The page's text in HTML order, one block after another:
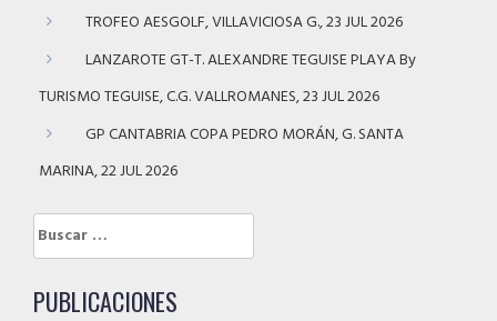
TROFEO AESGOLF, VILLAVICIOSA G., 23 JUL 2026
LANZAROTE GT-T. ALEXANDRE TEGUISE PLAYA By
TURISMO TEGUISE, C.G. VALLROMANES, 23 JUL 2026
GP CANTABRIA COPA PEDRO MORÁN, G. SANTA
MARINA, 22 JUL 2026
Buscar:
PUBLICACIONES